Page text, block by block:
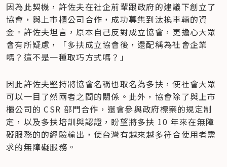
因為此契機，許佐夫在社企前輩跟政府的建議下創立了
協會，與上市櫃公司合作，成功募集到汰換車輛的資
金。許佐夫坦言，原本自己反對成立協會，更擔心大眾
會有所疑慮，「多扶成立協會後，還配稱為社會企業
嗎？這不是一種取巧方式嗎？」
因此許佐夫堅持將協會名稱也取名為多扶，使社會大眾
可以一目了然兩者之間的關係。此外，協會除了與上市
櫃公司的 CSR 部門合作，還會參與政府標案的規定制
定，以及多扶培訓與認證，盼望將多扶 10 年來在無障
礙服務的的經驗輸出，使台灣有越來越多符合使用者需
求的無障礙服務。